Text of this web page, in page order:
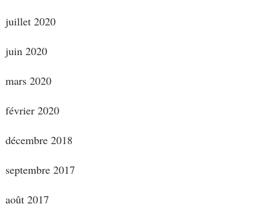
juillet 2020
juin 2020
mars 2020
février 2020
décembre 2018
septembre 2017
août 2017